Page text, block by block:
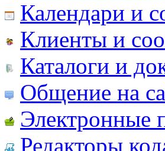
Календари и
Клиенты и
Каталоги и
Общение на
Электронные
Редакторы